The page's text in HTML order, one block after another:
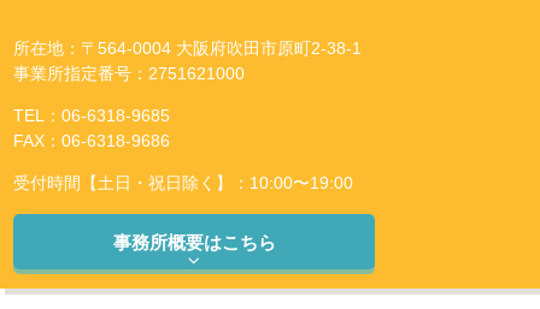
所在地：〒564-0004 大阪府吹田市原町2-38-1
事業所指定番号：2751621000
TEL：06-6318-9685
FAX：06-6318-9686
受付時間【土日・祝日除く】：10:00〜19:00
事務所概要はこちら